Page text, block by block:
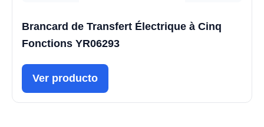
Brancard de Transfert Électrique à Cinq
Fonctions YR06293
Ver producto